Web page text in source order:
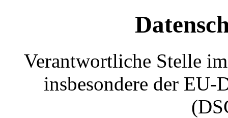
Verantwortliche Stelle
insbesondere der EU-